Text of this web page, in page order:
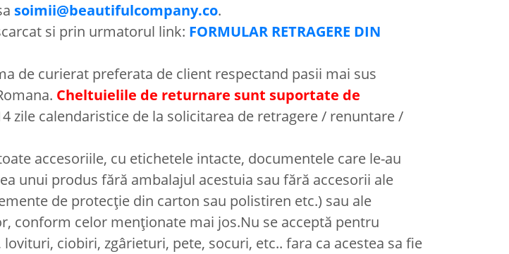
soimii@beautifulcompany.co.
si prin urmatorul link: FORMULAR RETRAGERE DIN
de curierat preferata de client respectand pasii mai sus
Cheltuielile de returnare sunt suportate de
zile calendaristice de la solicitarea de retragere / renuntare /
accesoriile, cu etichetele intacte, documentele care le-au
unui produs fără ambalajul acestuia sau fără accesorii ale
de protecție din carton sau polistiren etc.) sau ale
conform celor menționate mai jos.Nu se acceptă pentru
ciobiri, zgârieturi, pete, socuri, etc.. fara ca acestea sa fie